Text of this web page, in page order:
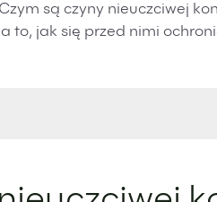
są czyny nieuczciwej
to, jak się przed nimi